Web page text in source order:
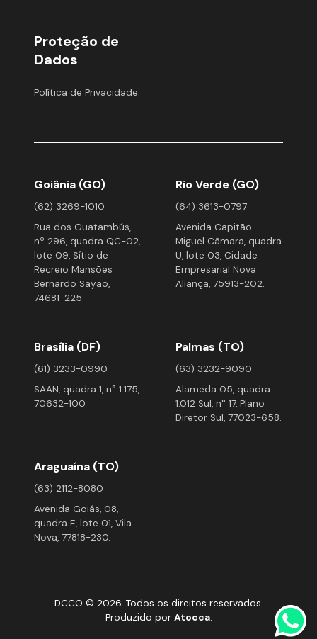
Proteção de
Dados
Política de Privacidade
Goiânia (GO)
(62) 3269-1010
Rua dos Guatambús,
nº 296, quadra QC-02,
lote 09, Sítio de
Recreio Mansões
Bernardo Sayão,
74681-225.
Rio Verde (GO)
(64) 3613-0797
Avenida Capitão
Miguel Câmara, quadra
U, lote 03, Cidade
Empresarial Nova
Aliança, 75913-202.
Brasília (DF)
(61) 3233-0990
SAAN, quadra 1, n° 1.175,
70632-100.
Palmas (TO)
(63) 3232-9090
Alameda 05, quadra
1.012 Sul, n° 17, Plano
Diretor Sul, 77023-658.
Araguaína (TO)
(63) 2112-8080
Avenida Goiás, 08,
quadra E, lote 01, Vila
Nova, 77818-230.
DCCO © 2026. Todos os direitos reservados.
Produzido por Atocca.